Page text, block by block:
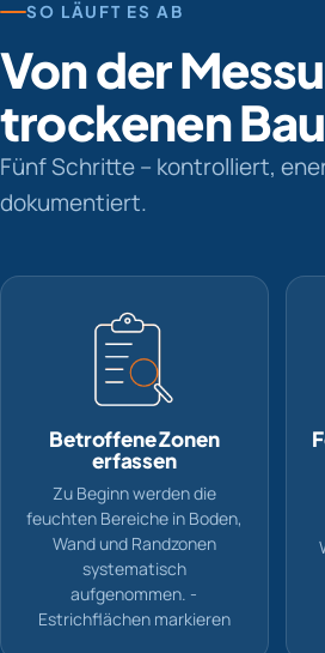
SO LÄUFT ES AB
Von der
trockenen
Fünf Schritte – kontrolliert,
dokumentiert.
Betroffene Zonen
erfassen
Zu Beginn werden die
feuchten Bereiche in Boden,
Wand und Randzonen
systematisch
aufgenommen. -
Estrichflächen markieren